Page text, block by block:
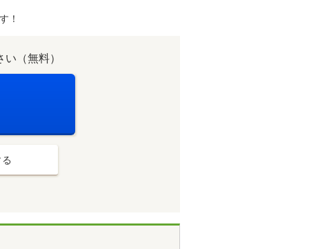
！
（無料）